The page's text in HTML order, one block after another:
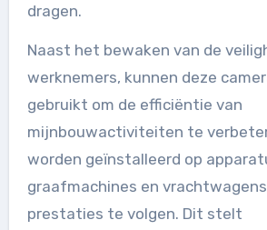
dragen.
Naast het bewaken van de
werknemers, kunnen deze
gebruikt om de efficiëntie van
mijnbouwactiviteiten te
worden geïnstalleerd op
graafmachines en
prestaties te volgen. Dit stelt